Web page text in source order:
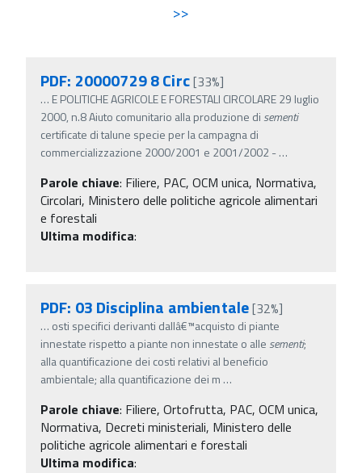
>>
PDF: 20000729 8 Circ[33%]
… E POLITICHE AGRICOLE E FORESTALI CIRCOLARE 29 luglio
2000, n.8 Aiuto comunitario alla produzione di sementi
certificate di talune specie per la campagna di
commercializzazione 2000/2001 e 2001/2002 -…
Parole chiave: Filiere, PAC, OCM unica, Normativa,
Circolari, Ministero delle politiche agricole alimentari
e forestali
Ultima modifica:
PDF: 03 Disciplina ambientale[32%]
… osti specifici derivanti dallâ€™acquisto di piante
innestate rispetto a piante non innestate o alle sementi;
alla quantificazione dei costi relativi al beneficio
ambientale; alla quantificazione dei m …
Parole chiave: Filiere, Ortofrutta, PAC, OCM unica,
Normativa, Decreti ministeriali, Ministero delle
politiche agricole alimentari e forestali
Ultima modifica: